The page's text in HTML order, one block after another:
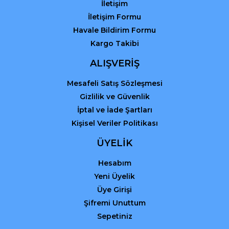
Gönder
İletişim
İletişim Formu
Havale Bildirim Formu
Kargo Takibi
ALIŞVERİŞ
Mesafeli Satış Sözleşmesi
Gizlilik ve Güvenlik
İptal ve İade Şartları
Kişisel Veriler Politikası
ÜYELİK
Hesabım
Yeni Üyelik
Üye Girişi
Şifremi Unuttum
Sepetiniz